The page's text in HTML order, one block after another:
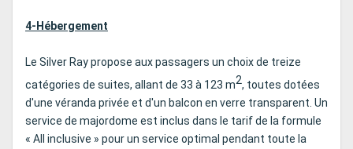
4-Hébergement
Le Silver Ray propose aux passagers un choix de treize
catégories de suites, allant de 33 à 123 m2, toutes dotées
d'une véranda privée et d'un balcon en verre transparent. Un
service de majordome est inclus dans le tarif de la formule
« All inclusive » pour un service optimal pendant toute la